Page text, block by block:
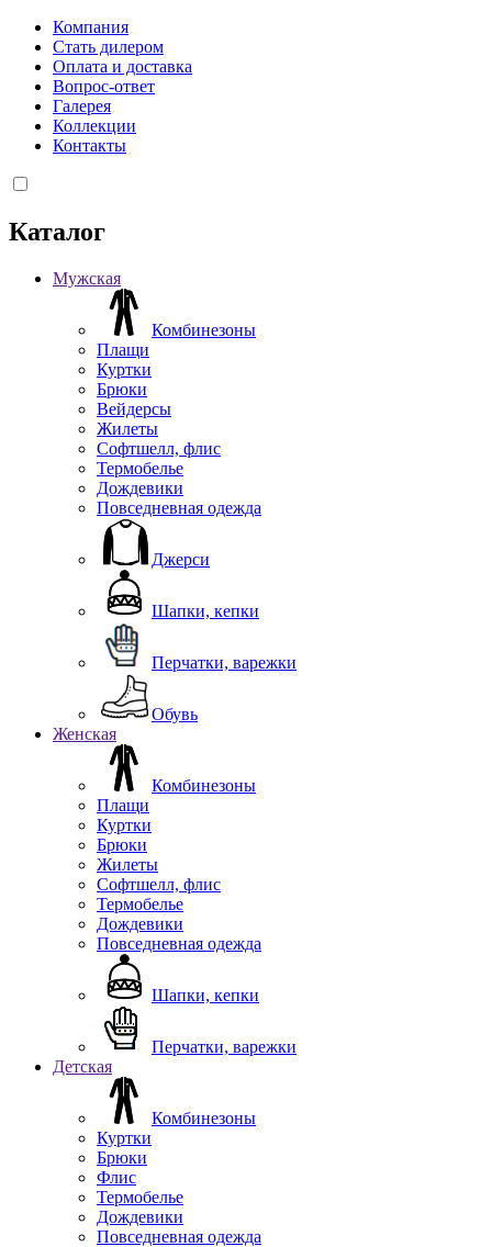
Компания
Стать дилером
Оплата и доставка
Вопрос-ответ
Галерея
Коллекции
Контакты
Каталог
Мужская
Комбинезоны
Плащи
Куртки
Брюки
Вейдерсы
Жилеты
Софтшелл, флис
Термобелье
Дождевики
Повседневная одежда
Джерси
Шапки, кепки
Перчатки, варежки
Обувь
Женская
Комбинезоны
Плащи
Куртки
Брюки
Жилеты
Софтшелл, флис
Термобелье
Дождевики
Повседневная одежда
Шапки, кепки
Перчатки, варежки
Детская
Комбинезоны
Куртки
Брюки
Флис
Термобелье
Дождевики
Повседневная одежда